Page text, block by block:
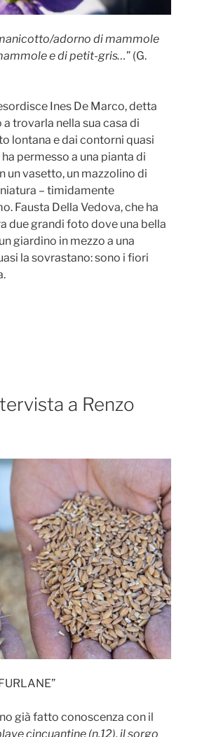
adorno di mammole
e di petit-gris…” (G.
Ines De Marco, detta
trovarla nella sua casa di
lontana e dai contorni quasi
permesso a una pianta di
un vasetto, un mazzolino di
– timidamente
Fausta Della Vedova, che ha
due grandi foto dove una bella
giardino in mezzo a una
la sovrastano: sono i fiori
a Renzo
già fatto conoscenza con il
cincuantine (n.12), il sorgo